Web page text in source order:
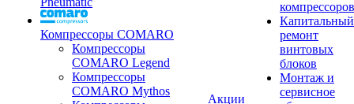
Компрессоры COMARO
Компрессоры
COMARO Legend
Компрессоры
COMARO Mythos
Акции
компрессоров
Капитальный
ремонт
винтовых
блоков
Монтаж и
сервисное